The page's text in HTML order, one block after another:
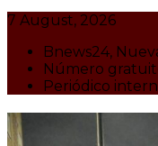
7 August, 2026
Bnews24,
Número
Periódico